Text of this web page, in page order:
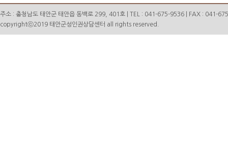
주소 : 충청남도 태안군 태안읍 동백로 299, 401호 | TEL : 041-675-9536 | FAX : 041-
copyrightⓒ2019 태안군성인권상담센터 all rights reserved.